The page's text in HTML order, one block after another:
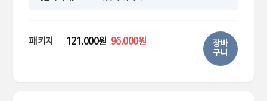
패키지 121,000원 96,000원
장바
구니